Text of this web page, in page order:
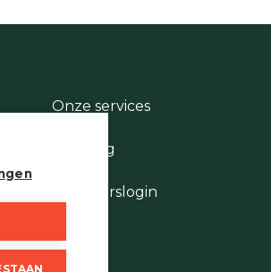
Onze services
Te vroeg
Eigenaarslogin